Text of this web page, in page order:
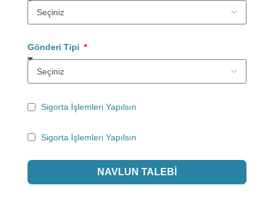
Gönderi Tipi
Sigorta İşlemleri Yapılsın
Sigorta İşlemleri Yapılsın
NAVLUN TALEBI